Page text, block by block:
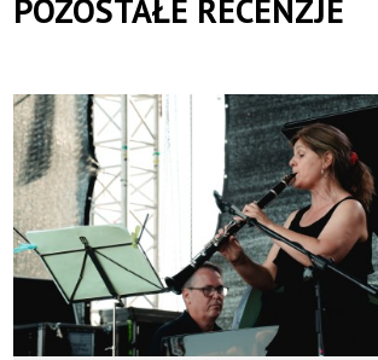
POZOSTAŁE RECENZJE